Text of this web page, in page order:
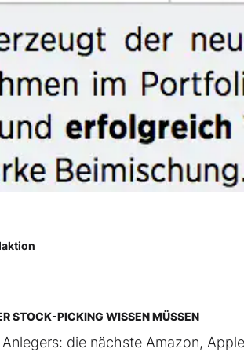
STOCK-PICKING WISSEN MÜSSEN
die nächste Amazon,